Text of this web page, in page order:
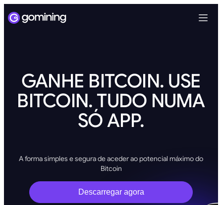
GANHE BITCOIN. USE
BITCOIN. TUDO NUMA
SÓ APP.
A forma simples e segura de aceder ao potencial máximo do
Bitcoin
Descarregar agora